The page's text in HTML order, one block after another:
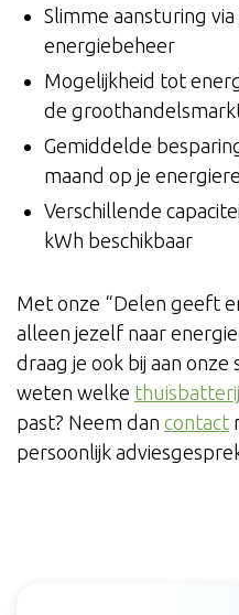
Slimme aansturing
energiebeheer
Mogelijkheid tot
de
Gemiddelde
maand op je
Verschillende
kWh beschikbaar
Met onze “Delen geeft
alleen jezelf naar
draag je ook bij aan onze
weten welke thuisbatterij
past? Neem dan contact
persoonlijk